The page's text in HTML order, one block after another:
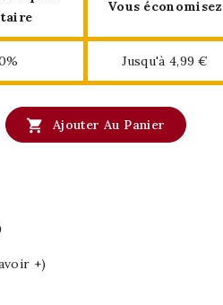
Vous économisez
Jusqu'à 4,99 €
 Ajouter Au Panier
+)